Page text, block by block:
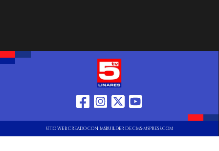
SITIO WEB CREADO CON MSBUILDER DE CMS-MSPRESS.COM